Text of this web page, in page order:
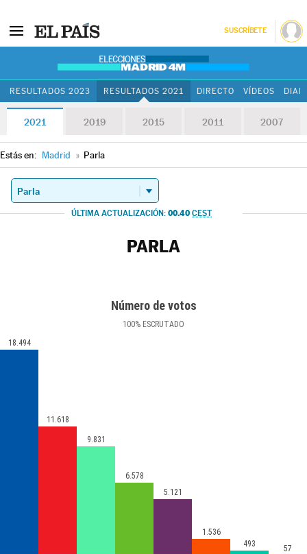
SUSCRÍBETE
RESULTADOS 2023 RESULTADOS 2021 DIRECTO VÍDEOS
2021 2019 2015 2011 2007
Estás en: Madrid » Parla
ÚLTIMA ACTUALIZACIÓN: 00.40 CEST
PARLA
Número de votos
100% ESCRUTADO
18.494
11.618
9.831
6.578
5.121
1.536
493
57